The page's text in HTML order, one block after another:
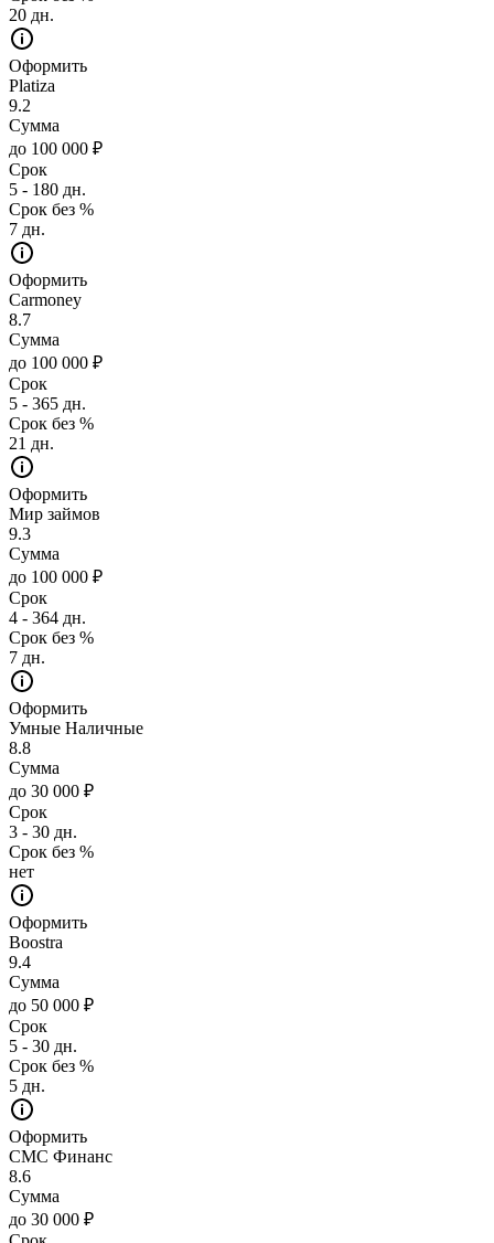
20 дн.
Оформить
Platiza
9.2
Сумма
до 100 000 ₽
Срок
5 - 180 дн.
Срок без %
7 дн.
Оформить
Carmoney
8.7
Сумма
до 100 000 ₽
Срок
5 - 365 дн.
Срок без %
21 дн.
Оформить
Мир займов
9.3
Сумма
до 100 000 ₽
Срок
4 - 364 дн.
Срок без %
7 дн.
Оформить
Умные Наличные
8.8
Сумма
до 30 000 ₽
Срок
3 - 30 дн.
Срок без %
нет
Оформить
Boostra
9.4
Сумма
до 50 000 ₽
Срок
5 - 30 дн.
Срок без %
5 дн.
Оформить
СМС Финанс
8.6
Сумма
до 30 000 ₽